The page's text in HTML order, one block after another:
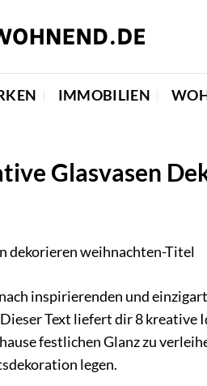
IMMOBILIEN
Glasvasen
inspirierenden und
Text liefert dir 8 kreative
festlichen Glanz zu
legen.